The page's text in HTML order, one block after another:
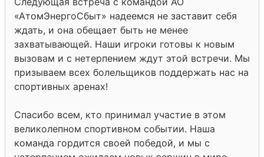
«АтомЭнергоСбыт» надеемся не заставит себя
ждать, и она обещает быть не менее
захватывающей. Наши игроки готовы к новым
вызовам и с нетерпением ждут этой встречи. Мы
призываем всех болельщиков поддержать нас на
спортивных аренах!
Спасибо всем, кто принимал участие в этом
великолепном спортивном событии. Наша
команда гордится своей победой, и мы с